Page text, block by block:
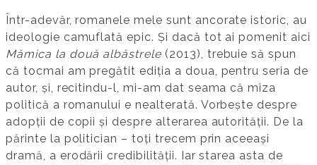
Într-adevăr, romanele mele sunt ancorate istoric, au
ideologie camuflată epic. Și dacă tot ai pomenit aici
Mămica la două albăstrele (2013), trebuie să spun
că tocmai am pregătit ediția a doua, pentru seria de
autor, și, recitindu-l, mi-am dat seama că miza
politică a romanului e nealterată. Vorbește despre
adopții de copii și despre alterarea autorității. De la
părinte la politician – toți trecem prin aceeași
dramă, a erodării credibilității. Iar starea asta de